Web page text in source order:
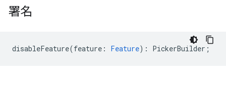
署名
disableFeature(feature : Feature) : PickerBuilder ;